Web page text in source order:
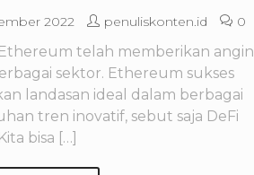
2022 penuliskonten.id 0
telah memberikan angin
sektor. Ethereum sukses
landasan ideal dalam berbagai
tren inovatif, sebut saja DeFi
bisa […]